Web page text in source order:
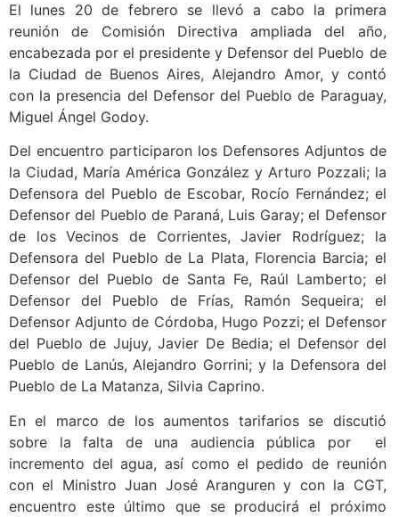
El lunes 20 de febrero se llevó a cabo la primera
reunión de Comisión Directiva ampliada del año,
encabezada por el presidente y Defensor del Pueblo de
la Ciudad de Buenos Aires, Alejandro Amor, y contó
con la presencia del Defensor del Pueblo de Paraguay,
Miguel Ángel Godoy.
Del encuentro participaron los Defensores Adjuntos de
la Ciudad, María América González y Arturo Pozzali; la
Defensora del Pueblo de Escobar, Rocío Fernández; el
Defensor del Pueblo de Paraná, Luis Garay; el Defensor
de los Vecinos de Corrientes, Javier Rodríguez; la
Defensora del Pueblo de La Plata, Florencia Barcia; el
Defensor del Pueblo de Santa Fe, Raúl Lamberto; el
Defensor del Pueblo de Frías, Ramón Sequeira; el
Defensor Adjunto de Córdoba, Hugo Pozzi; el Defensor
del Pueblo de Jujuy, Javier De Bedia; el Defensor del
Pueblo de Lanús, Alejandro Gorrini; y la Defensora del
Pueblo de La Matanza, Silvia Caprino.
En el marco de los aumentos tarifarios se discutió
sobre la falta de una audiencia pública por el
incremento del agua, así como el pedido de reunión
con el Ministro Juan José Aranguren y con la CGT,
encuentro este último que se producirá el próximo